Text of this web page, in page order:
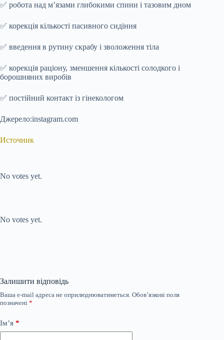
✅ робота над м’язами глибокими спини і тазовим дном
✅ корекція кількості пасивного сидіння
✅ введення в рутину скрабу і зволоження тіла
✅ корекція раціону, зменшення кількості солодкого і
борошняних виробів
✅ постійний контакт із гінекологом
Джерело:instagram.com
Источник
No votes yet.
No votes yet.
Залишити відповідь
Ваша e-mail адреса не оприлюднюватиметься. Обов’язкові поля
позначені *
Ім’я *